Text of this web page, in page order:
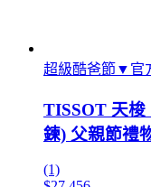
超級酷爸節▼官
TISSOT 天梭
鍊) 父親節禮
(1)